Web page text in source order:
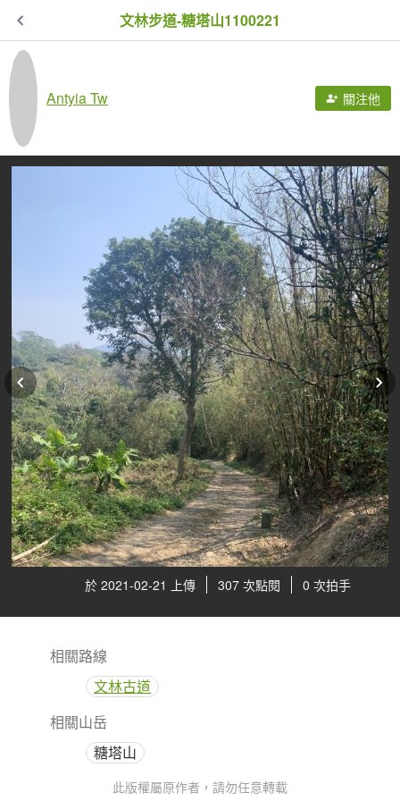
文林步道-糖塔山1100221
Antyia Tw 關注他
於 2021-02-21 上傳 307 次點閱 0 次拍手
相關路線
文林古道
相關山岳
糖塔山
此版權屬原作者，請勿任意轉載